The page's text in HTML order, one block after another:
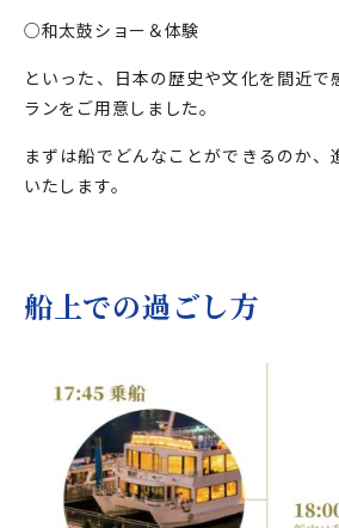
○和太鼓ショー＆体験
といった、日本の歴史や文化を間近で
ランをご用意しました。
まずは船でどんなことができるのか、
いたします。
船上での過ごし方